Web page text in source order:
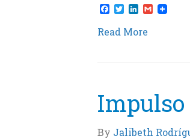
F
a
c
e
o
T
w
i
t
r
L
n
k
I
G
m
Read More
Impulso
By Jalibeth